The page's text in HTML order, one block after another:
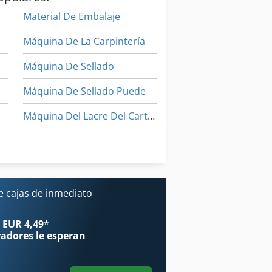
De Papel
Material De Embalaje
Máquina De La Carpintería
Máquina De Sellado
Máquina De Sellado Puede
Máquina Del Lacre Del Cartón
cajas de inmediato
4,49*
le esperan